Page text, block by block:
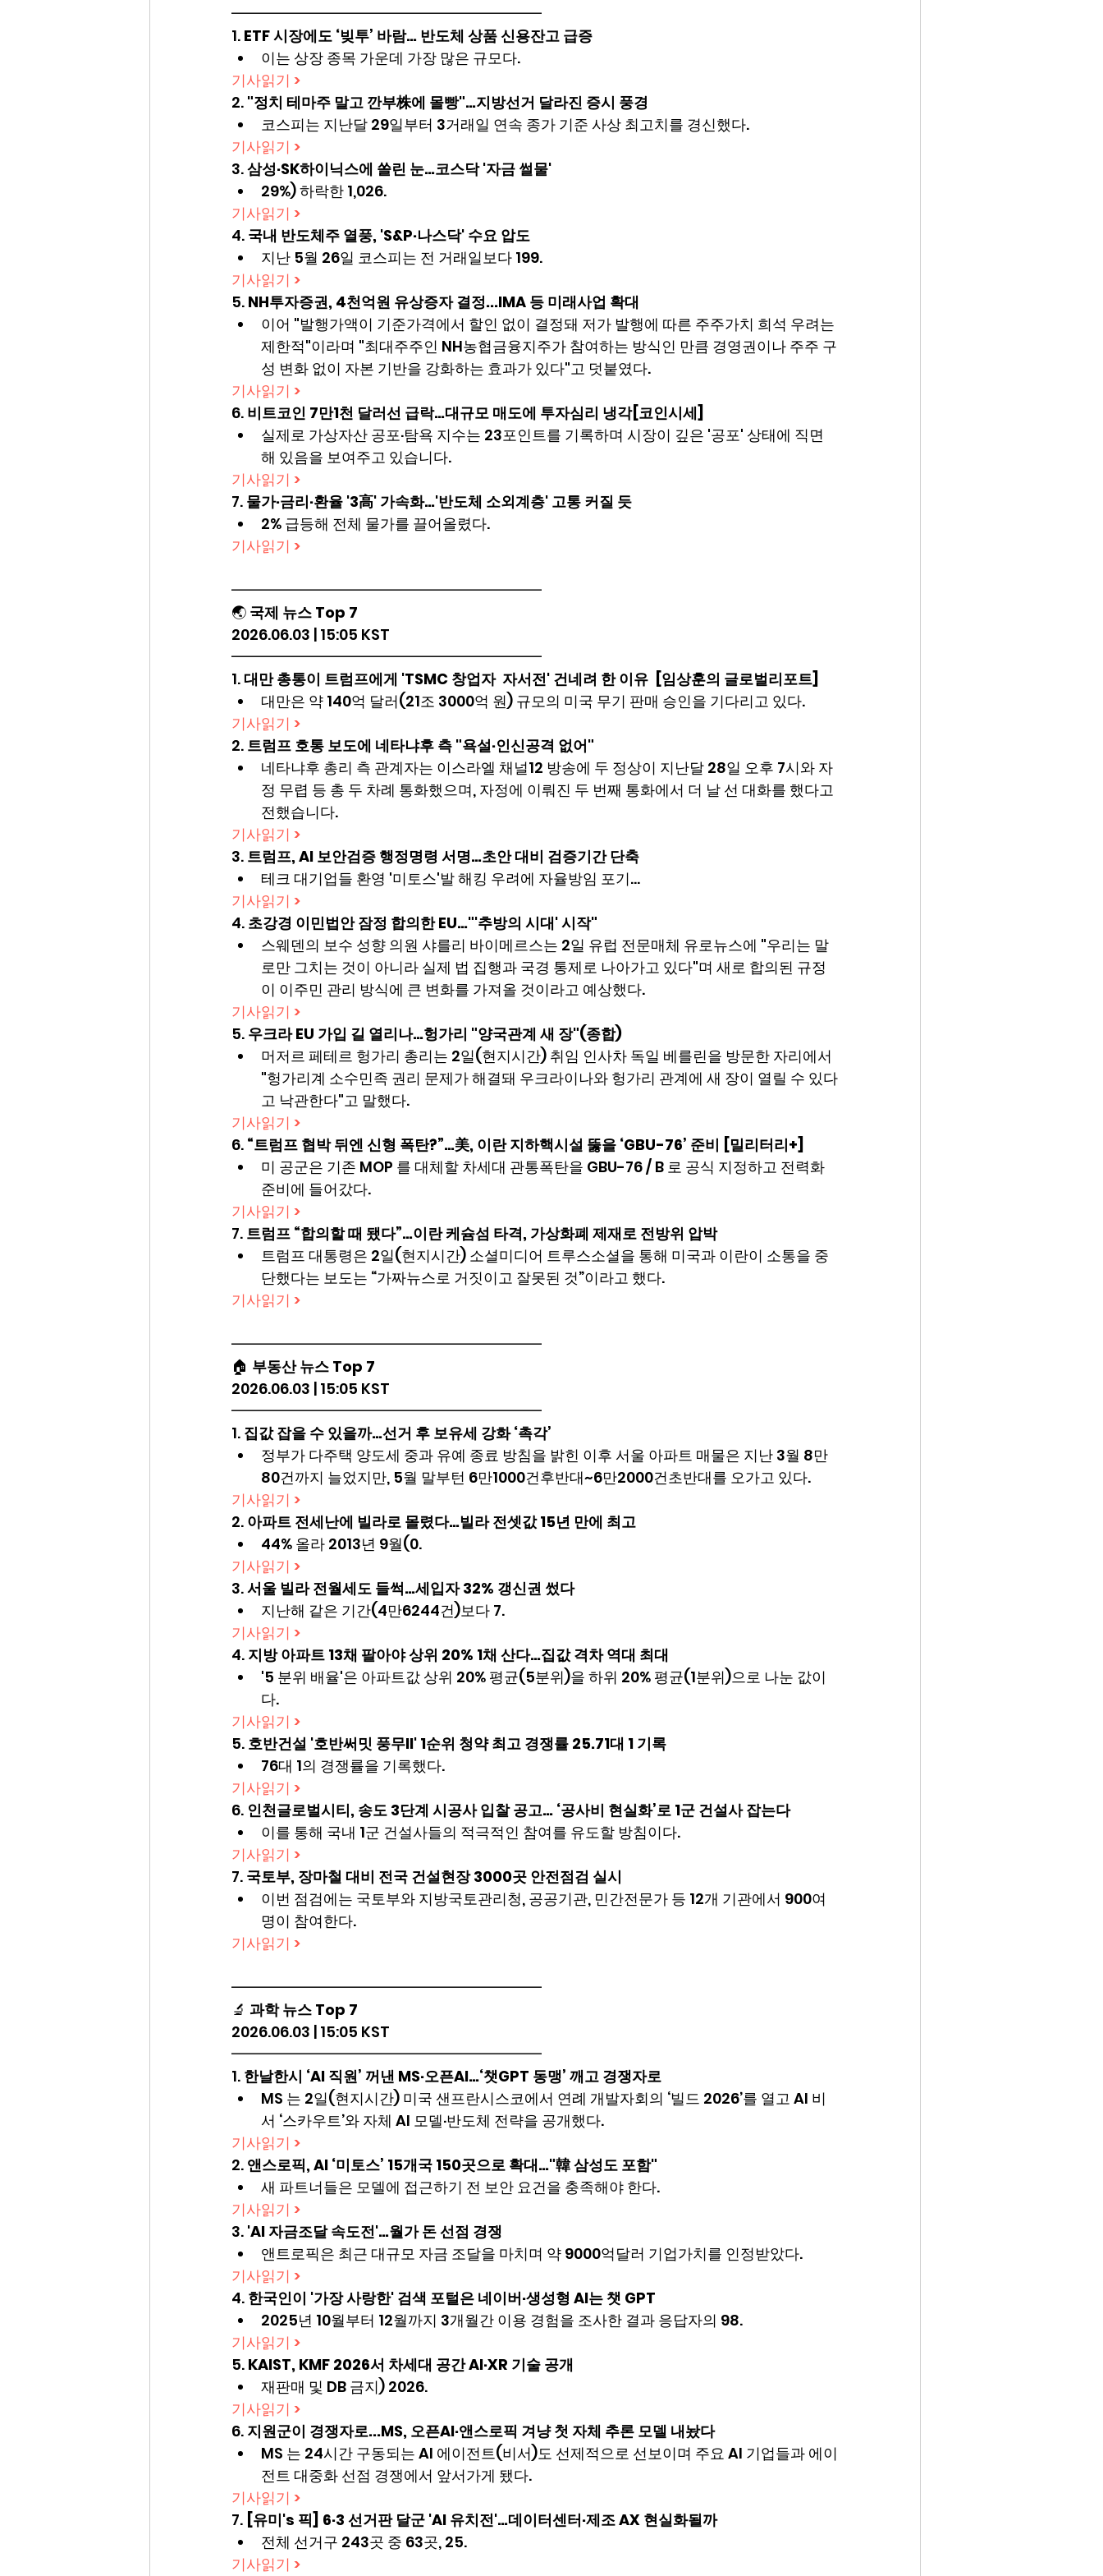
━━━━━━━━━━━━━━━━━━━━━
1. ETF 시장에도 ‘빚투’ 바람… 반도체 상품 신용잔고 급증
이는 상장 종목 가운데 가장 많은 규모다.
기사읽기 >
2. "정치 테마주 말고 깐부株에 몰빵"…지방선거 달라진 증시 풍경
코스피는 지난달 29일부터 3거래일 연속 종가 기준 사상 최고치를 경신했다.
기사읽기 >
3. 삼성·SK하이닉스에 쏠린 눈…코스닥 '자금 썰물'
29%) 하락한 1,026.
기사읽기 >
4. 국내 반도체주 열풍, 'S&P·나스닥' 수요 압도
지난 5월 26일 코스피는 전 거래일보다 199.
기사읽기 >
5. NH투자증권, 4천억원 유상증자 결정...IMA 등 미래사업 확대
이어 "발행가액이 기준가격에서 할인 없이 결정돼 저가 발행에 따른 주주가치 희석 우려는
제한적"이라며 "최대주주인 NH농협금융지주가 참여하는 방식인 만큼 경영권이나 주주 구
성 변화 없이 자본 기반을 강화하는 효과가 있다"고 덧붙였다.
기사읽기 >
6. 비트코인 7만1천 달러선 급락…대규모 매도에 투자심리 냉각[코인시세]
실제로 가상자산 공포·탐욕 지수는 23포인트를 기록하며 시장이 깊은 '공포' 상태에 직면
해 있음을 보여주고 있습니다.
기사읽기 >
7. 물가·금리·환율 '3高' 가속화…'반도체 소외계층' 고통 커질 듯
2% 급등해 전체 물가를 끌어올렸다.
기사읽기 >
━━━━━━━━━━━━━━━━━━━━━
🌏 국제 뉴스 Top 7
2026.06.03 | 15:05 KST
━━━━━━━━━━━━━━━━━━━━━
1. 대만 총통이 트럼프에게 'TSMC 창업자  자서전' 건네려 한 이유  [임상훈의 글로벌리포트]
대만은 약 140억 달러(21조 3000억 원) 규모의 미국 무기 판매 승인을 기다리고 있다.
기사읽기 >
2. 트럼프 호통 보도에 네타냐후 측 "욕설·인신공격 없어"
네타냐후 총리 측 관계자는 이스라엘 채널12 방송에 두 정상이 지난달 28일 오후 7시와 자
정 무렵 등 총 두 차례 통화했으며, 자정에 이뤄진 두 번째 통화에서 더 날 선 대화를 했다고
전했습니다.
기사읽기 >
3. 트럼프, AI 보안검증 행정명령 서명…초안 대비 검증기간 단축
테크 대기업들 환영 '미토스'발 해킹 우려에 자율방임 포기…
기사읽기 >
4. 초강경 이민법안 잠정 합의한 EU…"'추방의 시대' 시작"
스웨덴의 보수 성향 의원 샤를리 바이메르스는 2일 유럽 전문매체 유로뉴스에 "우리는 말
로만 그치는 것이 아니라 실제 법 집행과 국경 통제로 나아가고 있다"며 새로 합의된 규정
이 이주민 관리 방식에 큰 변화를 가져올 것이라고 예상했다.
기사읽기 >
5. 우크라 EU 가입 길 열리나…헝가리 "양국관계 새 장"(종합)
머저르 페테르 헝가리 총리는 2일(현지시간) 취임 인사차 독일 베를린을 방문한 자리에서
"헝가리계 소수민족 권리 문제가 해결돼 우크라이나와 헝가리 관계에 새 장이 열릴 수 있다
고 낙관한다"고 말했다.
기사읽기 >
6. “트럼프 협박 뒤엔 신형 폭탄?”…美, 이란 지하핵시설 뚫을 ‘GBU-76’ 준비 [밀리터리+]
미 공군은 기존 MOP 를 대체할 차세대 관통폭탄을 GBU-76 / B 로 공식 지정하고 전력화
준비에 들어갔다.
기사읽기 >
7. 트럼프 “합의할 때 됐다”…이란 케슘섬 타격, 가상화폐 제재로 전방위 압박
트럼프 대통령은 2일(현지시간) 소셜미디어 트루스소셜을 통해 미국과 이란이 소통을 중
단했다는 보도는 “가짜뉴스로 거짓이고 잘못된 것”이라고 했다.
기사읽기 >
━━━━━━━━━━━━━━━━━━━━━
🏠 부동산 뉴스 Top 7
2026.06.03 | 15:05 KST
━━━━━━━━━━━━━━━━━━━━━
1. 집값 잡을 수 있을까…선거 후 보유세 강화 ‘촉각’
정부가 다주택 양도세 중과 유예 종료 방침을 밝힌 이후 서울 아파트 매물은 지난 3월 8만
80건까지 늘었지만, 5월 말부턴 6만1000건후반대~6만2000건초반대를 오가고 있다.
기사읽기 >
2. 아파트 전세난에 빌라로 몰렸다…빌라 전셋값 15년 만에 최고
44% 올라 2013년 9월(0.
기사읽기 >
3. 서울 빌라 전월세도 들썩…세입자 32% 갱신권 썼다
지난해 같은 기간(4만6244건)보다 7.
기사읽기 >
4. 지방 아파트 13채 팔아야 상위 20% 1채 산다…집값 격차 역대 최대
'5 분위 배율'은 아파트값 상위 20% 평균(5분위)을 하위 20% 평균(1분위)으로 나눈 값이
다.
기사읽기 >
5. 호반건설 '호반써밋 풍무II' 1순위 청약 최고 경쟁률 25.71대 1 기록
76대 1의 경쟁률을 기록했다.
기사읽기 >
6. 인천글로벌시티, 송도 3단계 시공사 입찰 공고… ‘공사비 현실화’로 1군 건설사 잡는다
이를 통해 국내 1군 건설사들의 적극적인 참여를 유도할 방침이다.
기사읽기 >
7. 국토부, 장마철 대비 전국 건설현장 3000곳 안전점검 실시
이번 점검에는 국토부와 지방국토관리청, 공공기관, 민간전문가 등 12개 기관에서 900여
명이 참여한다.
기사읽기 >
━━━━━━━━━━━━━━━━━━━━━
🔬 과학 뉴스 Top 7
2026.06.03 | 15:05 KST
━━━━━━━━━━━━━━━━━━━━━
1. 한날한시 ‘AI 직원’ 꺼낸 MS·오픈AI…‘챗GPT 동맹’ 깨고 경쟁자로
MS 는 2일(현지시간) 미국 샌프란시스코에서 연례 개발자회의 ‘빌드 2026’를 열고 AI 비
서 ‘스카우트’와 자체 AI 모델·반도체 전략을 공개했다.
기사읽기 >
2. 앤스로픽, AI ‘미토스’ 15개국 150곳으로 확대…"韓 삼성도 포함"
새 파트너들은 모델에 접근하기 전 보안 요건을 충족해야 한다.
기사읽기 >
3. 'AI 자금조달 속도전'…월가 돈 선점 경쟁
앤트로픽은 최근 대규모 자금 조달을 마치며 약 9000억달러 기업가치를 인정받았다.
기사읽기 >
4. 한국인이 '가장 사랑한' 검색 포털은 네이버·생성형 AI는 챗 GPT
2025년 10월부터 12월까지 3개월간 이용 경험을 조사한 결과 응답자의 98.
기사읽기 >
5. KAIST, KMF 2026서 차세대 공간 AI·XR 기술 공개
재판매 및 DB 금지) 2026.
기사읽기 >
6. 지원군이 경쟁자로...MS, 오픈AI·앤스로픽 겨냥 첫 자체 추론 모델 내놨다
MS 는 24시간 구동되는 AI 에이전트(비서)도 선제적으로 선보이며 주요 AI 기업들과 에이
전트 대중화 선점 경쟁에서 앞서가게 됐다.
기사읽기 >
7. [유미's 픽] 6·3 선거판 달군 'AI 유치전'…데이터센터·제조 AX 현실화될까
전체 선거구 243곳 중 63곳, 25.
기사읽기 >